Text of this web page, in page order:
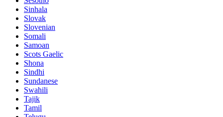
Sinhala
Slovak
Slovenian
Somali
Samoan
Scots Gaelic
Shona
Sindhi
Sundanese
Swahili
Tajik
Tamil